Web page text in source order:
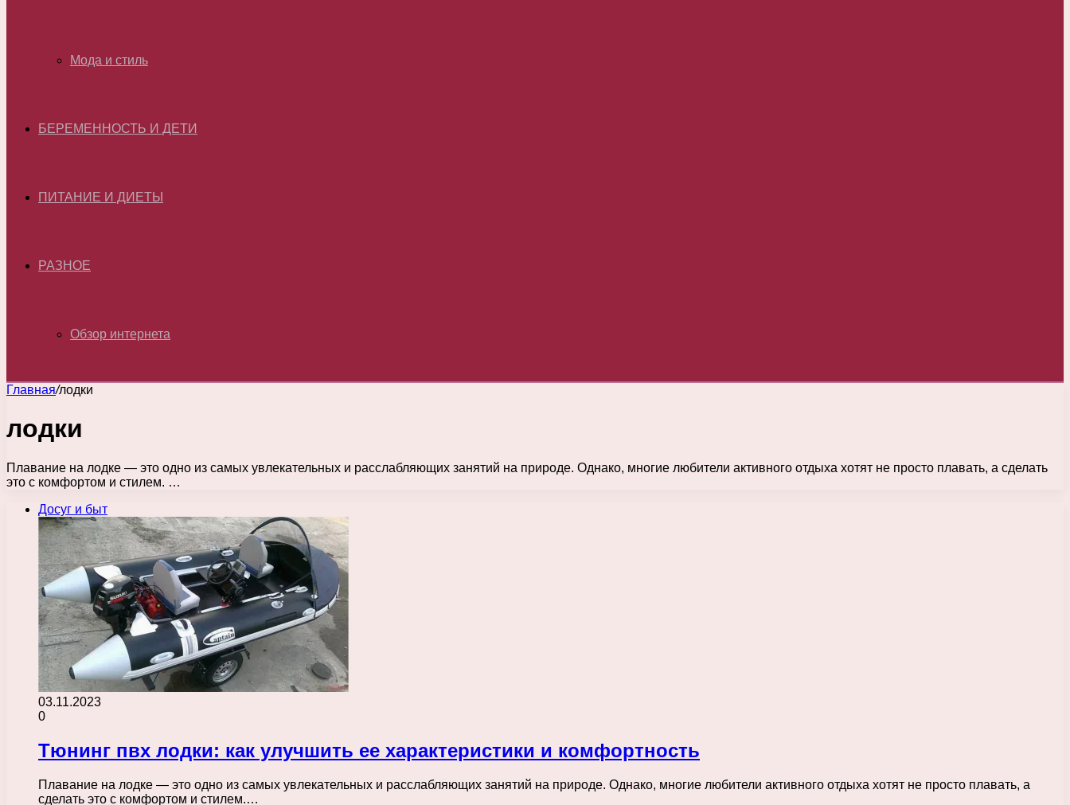
Мода и стиль
БЕРЕМЕННОСТЬ И ДЕТИ
ПИТАНИЕ И ДИЕТЫ
РАЗНОЕ
Обзор интернета
Главная/лодки
лодки
Плавание на лодке — это одно из самых увлекательных и расслабляющих занятий на природе. Однако, многие любители активного отдыха хотят не просто плавать, а сделать
это с комфортом и стилем. …
Досуг и быт
03.11.2023
0
Тюнинг пвх лодки: как улучшить ее характеристики и комфортность
Плавание на лодке — это одно из самых увлекательных и расслабляющих занятий на природе. Однако, многие любители активного отдыха хотят не просто плавать, а
сделать это с комфортом и стилем.…